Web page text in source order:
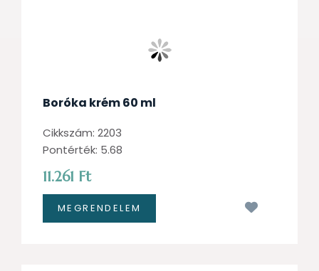
Boróka krém 60 ml
Cikkszám: 2203
Pontérték: 5.68
11.261 Ft